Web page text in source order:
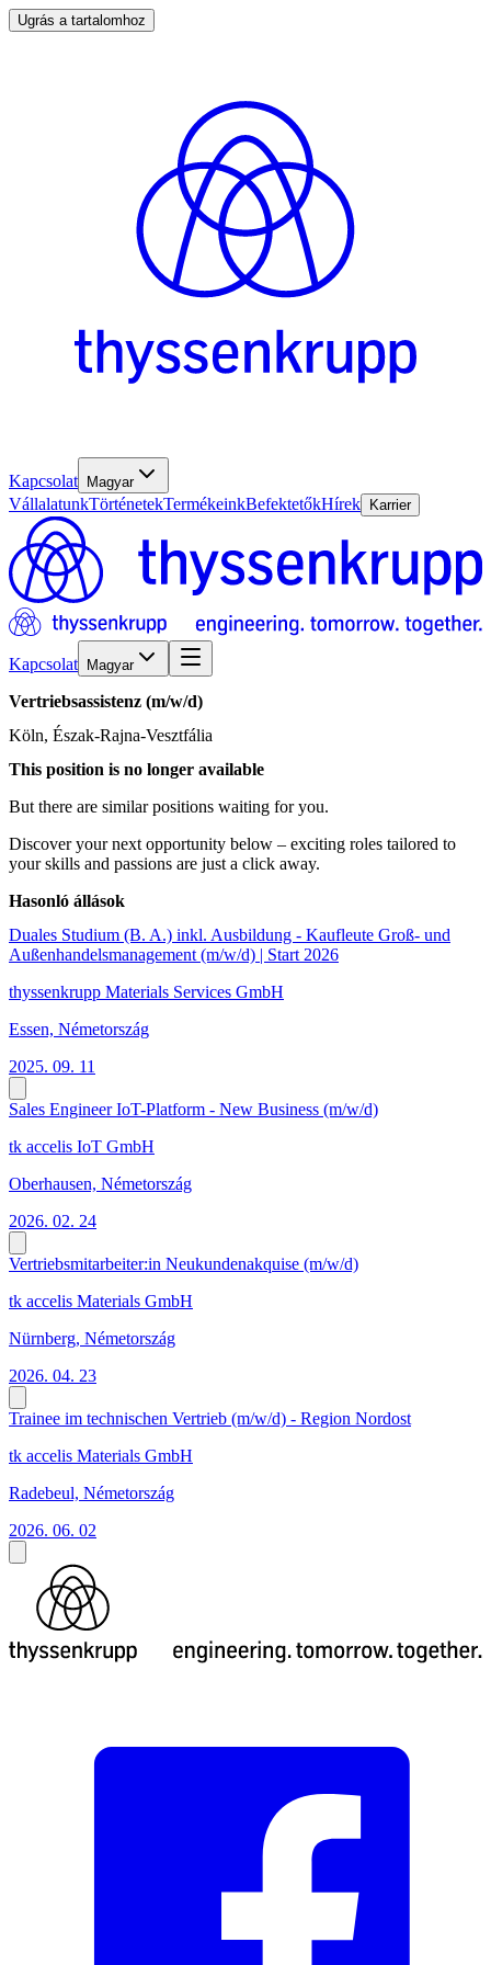
Ugrás a tartalomhoz
Kapcsolat Magyar
VállalatunkTörténetekTermékeinkBefektetőkHírek Karrier
Kapcsolat Magyar
Vertriebsassistenz (m/w/d)
Köln, Észak-Rajna-Vesztfália
This position is no longer available
But there are similar positions waiting for you.
Discover your next opportunity below – exciting roles tailored to
your skills and passions are just a click away.
Hasonló állások
Duales Studium (B. A.) inkl. Ausbildung - Kaufleute Groß- und
Außenhandelsmanagement (m/w/d) | Start 2026
thyssenkrupp Materials Services GmbH
Essen, Németország
2025. 09. 11
Sales Engineer IoT-Platform - New Business (m/w/d)
tk accelis IoT GmbH
Oberhausen, Németország
2026. 02. 24
Vertriebsmitarbeiter:in Neukundenakquise (m/w/d)
tk accelis Materials GmbH
Nürnberg, Németország
2026. 04. 23
Trainee im technischen Vertrieb (m/w/d) - Region Nordost
tk accelis Materials GmbH
Radebeul, Németország
2026. 06. 02